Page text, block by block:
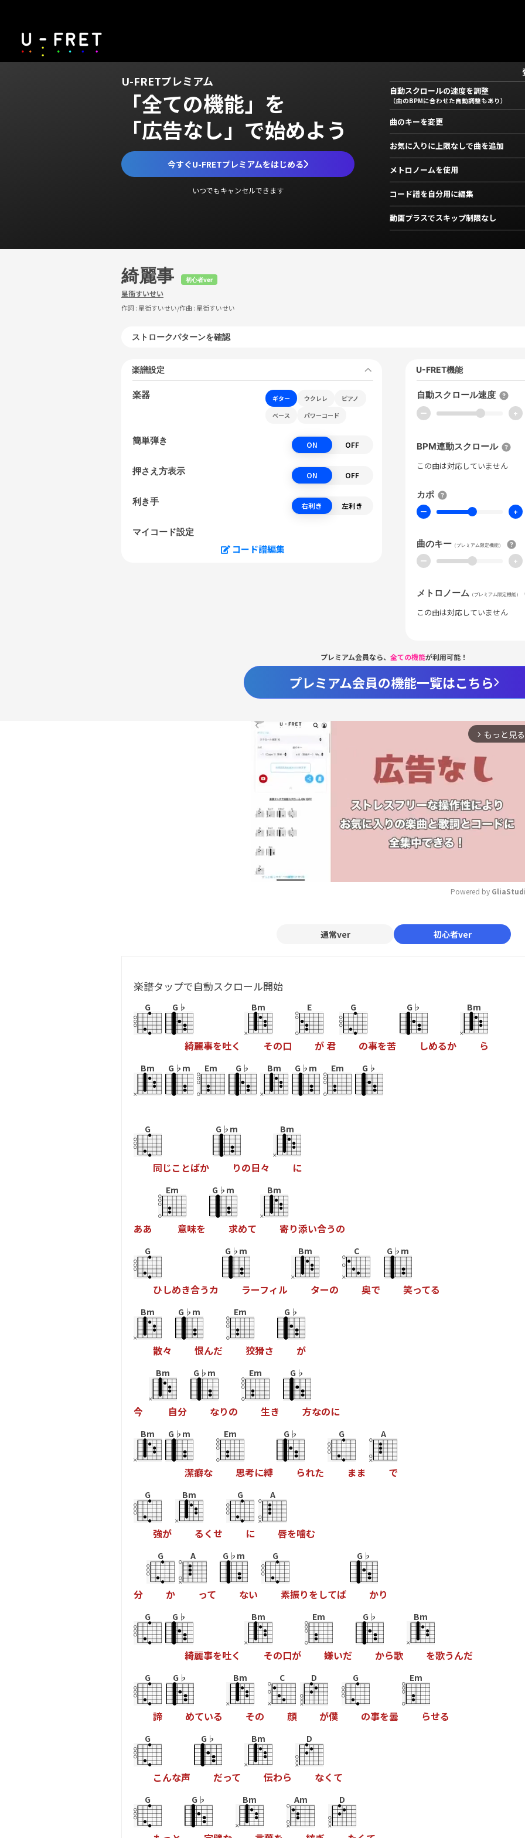
U-FRETプレミアム
「全ての機能」を
「広告なし」で始めよう
今すぐU-FRETプレミアムをはじめる
いつでもキャンセルできます
自動スクロールの速度を調整
（曲のBPMに合わせた自動調整もあり）
曲のキーを変更
お気に入りに上限なしで曲を追加
メトロノームを使用
コード譜を自分用に編集
動画プラスでスキップ制限なし
綺麗事 初心者ver
星街すいせい
作詞 : 星街すいせい/作曲 : 星街すいせい
ストロークパターンを確認
楽譜設定
楽器 ギター ウクレレ
ピアノ
ベース
パワーコード
簡単弾き ON OFF
押さえ方表示 ON OFF
利き手 右利き 左利き
マイコード設定
コード譜編集
U-FRET機能
自動スクロール速度
ー +
BPM連動スクロール
この曲は対応していません
カポ
ー +
曲のキー （プレミアム限定機能）
ー +
メトロノーム （プレミアム限定機能）
この曲は対応していません
プレミアム会員なら、 全ての機能が利用可能！
プレミアム会員の機能一覧はこちら
arrow_forward_ios もっと見る
Mute
Powered by
通常ver 初心者ver
楽譜タップで自動スクロール開始
G G♭
綺麗事を吐く
Bm
その口
E
が 君
G
の事を苦
G♭
しめるか
Bm
ら
Bm G♭m Em G♭ Bm G♭m Em G♭
G
同じこ とばか
G♭m
りの日々
Bm
に
ああ
Em
意味を
G♭m
求めて
Bm
寄り添い合うの
G
ひしめき合うカ
G♭m
ラーフィル
Bm
ターの
C
奥で
G♭m
笑ってる
Bm
散々
G♭m
恨んだ
Em
狡猾さ
G♭
が
今
Bm
自分
G♭m
なりの
Em
生き
G♭
方なのに
Bm G♭m
潔癖な
Em
思考に縛
G♭
られた
G
まま
A
で
G
強が
Bm
る くせ
G
に
A
唇を噛む
分
G
か
A
って
G♭m
ない
G
素振りをしてば
G♭
かり
G G♭
綺麗事を吐く
Bm
その口が
Em
嫌いだ
G♭
から歌
Bm
を歌うんだ
G
諦
G♭
めている
Bm
その
C
顔
D
が僕
G
の事を曇
Em
らせる
G
こんな声
G♭
だって
Bm
伝わら
D
なく て
G G♭ Bm Am D